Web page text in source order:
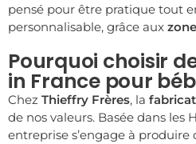
pensé pour être pratique tout
personnalisable, grâce aux
Pourquoi choisir
in France pour
Chez Thieffry Frères, la
de nos valeurs. Basée dans les
entreprise s’engage à